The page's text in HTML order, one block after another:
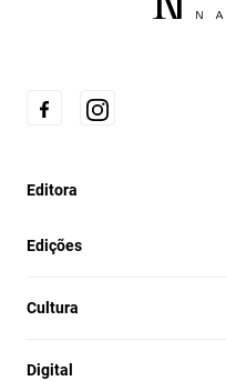
Editora
Edições
Cultura
Digital